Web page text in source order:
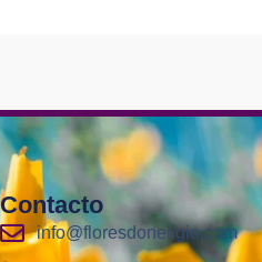
Contacto
info@floresdoneligio.com